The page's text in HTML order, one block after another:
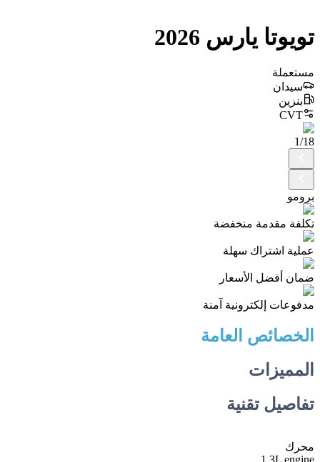
تويوتا يارس 2026
مستعملة
سيدان
بنزين
CVT
1/18
برومو
تكلفة مقدمة منخفضة
عملية اشتراك سهلة
ضمان أفضل الأسعار
مدفوعات إلكترونية آمنة
الخصائص العامة
المميزات
تفاصيل تقنية
محرك
1.3L engine